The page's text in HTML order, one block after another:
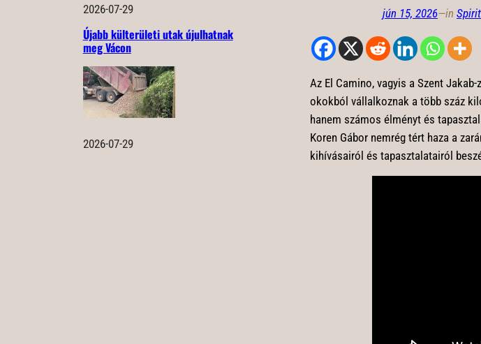
2026-07-29
Újabb külterületi utak újulhatnak
meg Vácon
2026-07-29
jún 15, 2026—in
Az El Camino, vagyis a Szent
okokból vállalkoznak a több száz
hanem számos élményt és
Koren Gábor nemrég tért haza a
kihívásairól és tapasztalatairól